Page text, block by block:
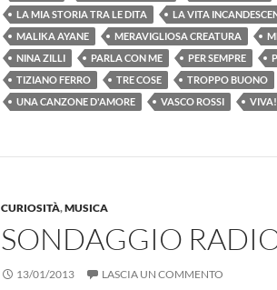
LA MIA STORIA TRA LE DITA
LA VITA
MALIKA AYANE
MERAVIGLIOSA CREATURA
NINA ZILLI
PARLA CON ME PER SEMPRE
TIZIANO FERRO
TRE COSE TROPPO BUONO
UNA CANZONE D'AMORE
VASCO ROSSI VIVA!
CURIOSITÀ,MUSICA
SONDAGGIO
13/01/2013 LASCIA UN COMMENTO